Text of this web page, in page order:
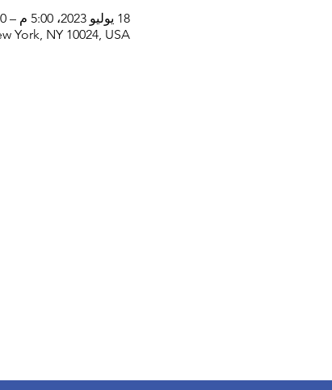
18 يوليو 2023، 5:00 م – 8:00 م
York, NY 10024, USA